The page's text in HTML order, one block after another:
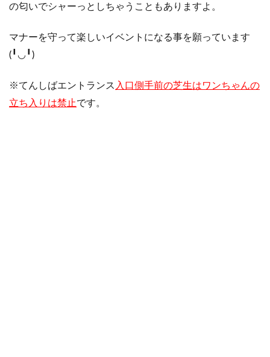
の匂いでシャーっとしちゃうこともありますよ。
マナーを守って楽しいイベントになる事を願っています
(╹◡╹)
※てんしばエントランス 入口側手前の芝生はワンちゃんの
立ち入りは禁止です。